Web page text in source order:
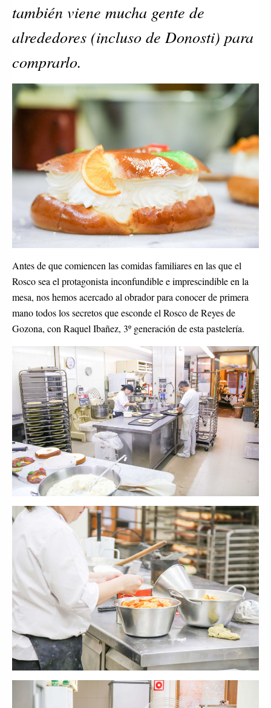
también viene mucha gente de
alrededores (incluso de Donosti) para
comprarlo.
Antes de que comiencen las comidas familiares en las que el
Rosco sea el protagonista inconfundible e imprescindible en la
mesa, nos hemos acercado al obrador para conocer de primera
mano todos los secretos que esconde el Rosco de Reyes de
Gozona, con Raquel Ibañez, 3º generación de esta pastelería.